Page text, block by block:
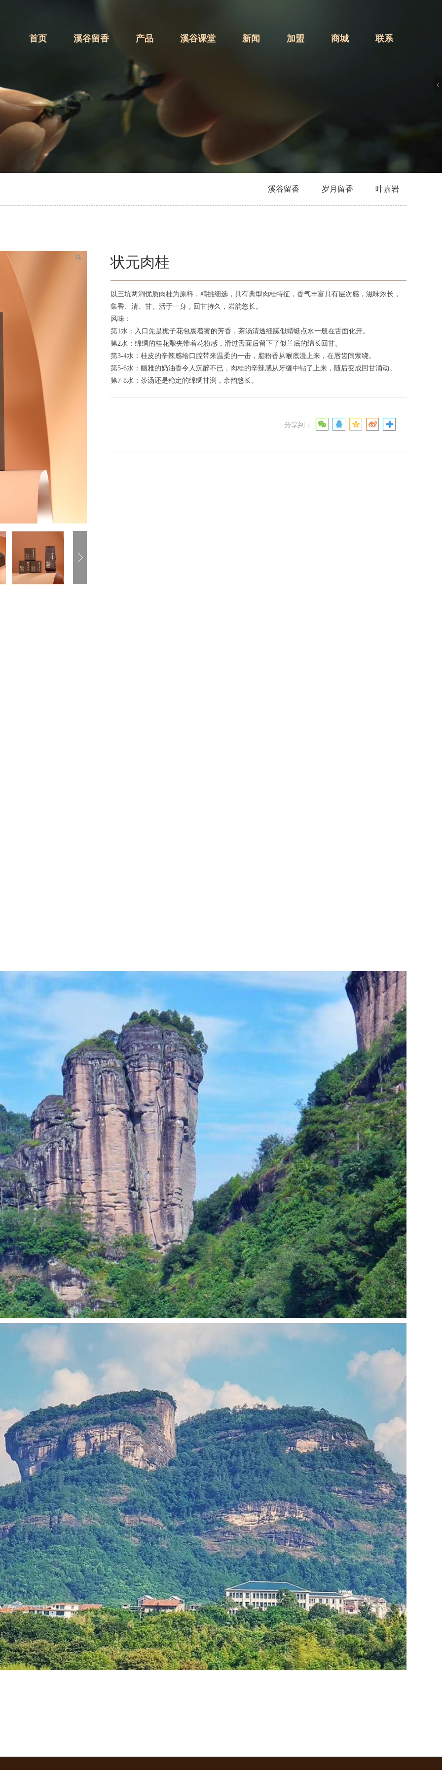
首页 溪谷留香 产品 溪谷课堂 新闻 加盟 商城 联系
溪谷留香 岁月留香 叶嘉岩
状元肉桂
以三坑两涧优质肉桂为原料，精挑细选，具有典型肉桂特征，香气丰富具有层次感，滋味浓长，
集香、清、甘、活于一身，回甘持久，岩韵悠长。
风味：
第1水：入口先是栀子花包裹着蜜的芳香，茶汤清透细腻似蜻蜓点水一般在舌面化开。
第2水：绵绸的桂花酿夹带着花粉感，滑过舌面后留下了似兰底的绵长回甘。
第3-4水：桂皮的辛辣感给口腔带来温柔的一击，脂粉香从喉底漫上来，在唇齿间萦绕。
第5-6水：幽雅的奶油香令人沉醉不已，肉桂的辛辣感从牙缝中钻了上来，随后变成回甘涌动。
第7-8水：茶汤还是稳定的绵绸甘洌，余韵悠长。
分享到：